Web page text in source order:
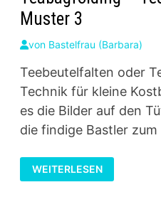
Muster 3
von Bastelfrau (Barbara)
Teebeutelfalten oder
Technik für kleine
es die Bilder auf den
die findige Bastler
TEABAGFOLDING
–
TEEBEUTELFALTEN
WEITERLESEN